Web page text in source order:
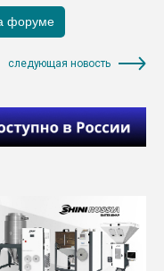
следующая новость